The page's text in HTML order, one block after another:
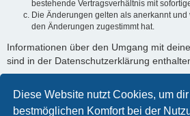
Diese Website nutzt Cookies, um
bestmöglichen Komfort bei der
bestehende Vertragsverhältnis mit
Die Änderungen gelten als anerkannt
den Änderungen zugestimmt hat.
Informationen über den Umgang mit
sind in der Datenschutzerklärung